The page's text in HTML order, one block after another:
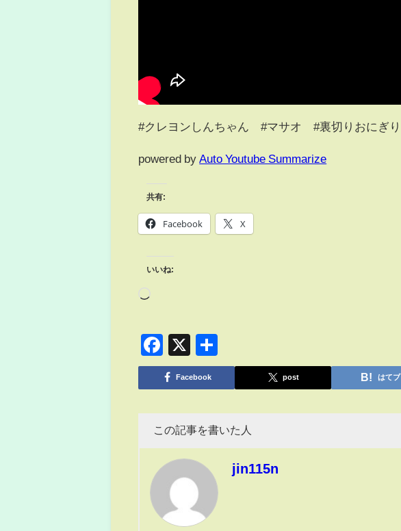
#クレヨンしんちゃん #マサオ #裏切りおにぎり
powered by Auto Youtube Summarize
共有:
Facebook X
いいね:
Facebook
X
有
Facebook post はてブ
この記事を書いた人
jin115n